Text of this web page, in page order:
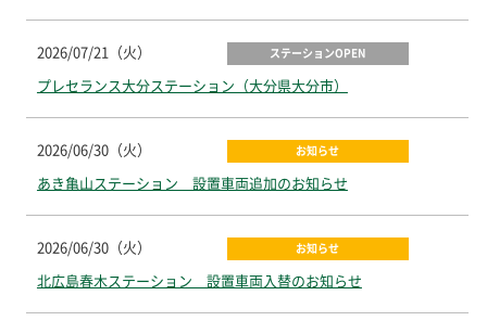
2026/07/21（火） ステーションOPEN
プレセランス大分ステーション（大分県大分市）
2026/06/30（火） お知らせ
あき亀山ステーション 設置車両追加のお知らせ
2026/06/30（火） お知らせ
北広島春木ステーション 設置車両入替のお知らせ